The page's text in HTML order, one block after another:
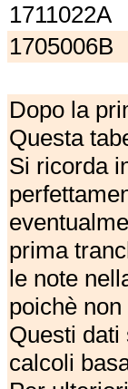
1711022A
1705006B
Dopo la
Questa
Si ricorda
prima
le note
poichè
Questi dati
calcoli